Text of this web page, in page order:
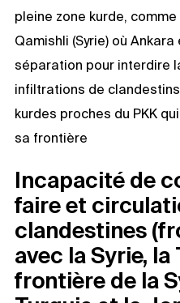
pleine zone kurde,
Qamishli (Syrie) où
séparation pour interdire
infiltrations de
kurdes proches du PKK
sa frontière
Incapacité de
faire et
clandestines
avec la Syrie, la
frontière de la